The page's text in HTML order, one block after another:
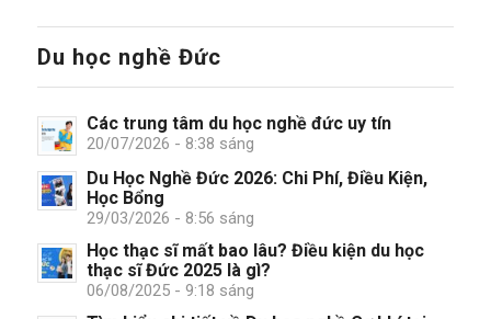
Du học nghề Đức
Các trung tâm du học nghề đức uy tín
20/07/2026 - 8:38 sáng
Du Học Nghề Đức 2026: Chi Phí, Điều Kiện,
Học Bổng
29/03/2026 - 8:56 sáng
Học thạc sĩ mất bao lâu? Điều kiện du học
thạc sĩ Đức 2025 là gì?
06/08/2025 - 9:18 sáng